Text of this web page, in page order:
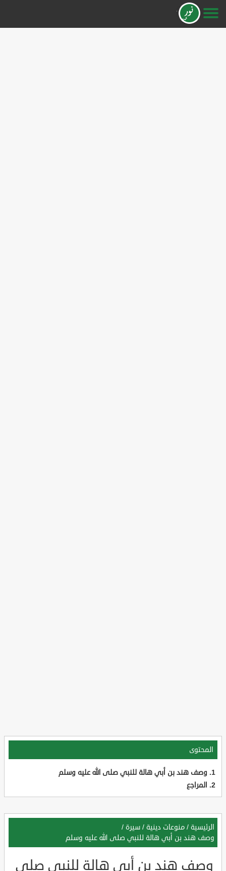
المحتوى
وصف هند بن أبي هالة للنبي صلى الله عليه وسلم
المراجع
الرئيسية / منوعات دينية / سيرة /
وصف هند بن أبي هالة للنبي صلى الله عليه وسلم
وصف هند بن أبي هالة للنبي صلى